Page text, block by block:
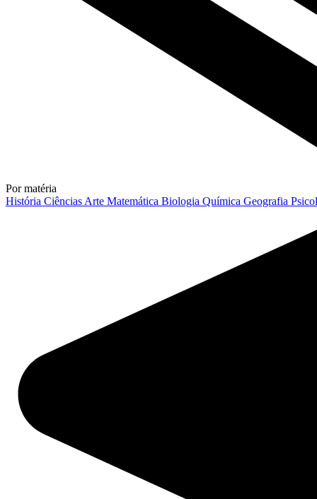
Por matéria
História Ciências Arte Matemática Biologia Química Geografia